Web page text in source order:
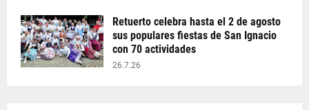
Retuerto celebra hasta el 2 de agosto
sus populares fiestas de San Ignacio
con 70 actividades
26.7.26